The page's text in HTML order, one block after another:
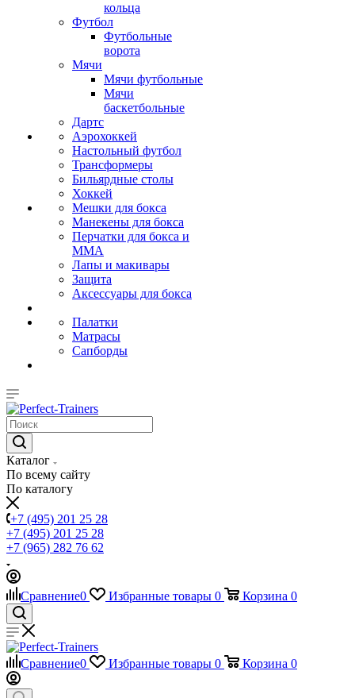
кольца
Футбол
Футбольные
ворота
Мячи
Мячи футбольные
Мячи
баскетбольные
Дартс
Аэрохоккей
Настольный футбол
Трансформеры
Бильярдные столы
Хоккей
Мешки для бокса
Манекены для бокса
Перчатки для бокса и
MMA
Лапы и макивары
Защита
Аксессуары для бокса
Палатки
Матрасы
Сапборды
Каталог
По всему сайту
По каталогу
+7 (495) 201 25 28
+7 (495) 201 25 28
+7 (965) 282 76 62
Сравнение0 Избранные товары 0 Корзина 0
Сравнение0 Избранные товары 0 Корзина 0